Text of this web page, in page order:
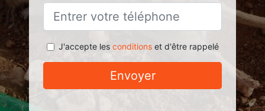
J'accepte les conditionset d'être rappelé
Envoyer